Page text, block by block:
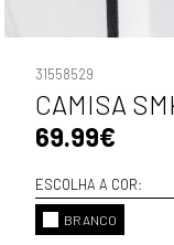
31558529
CAMISA
69.99€
ESCOLHA A COR:
BRANCO